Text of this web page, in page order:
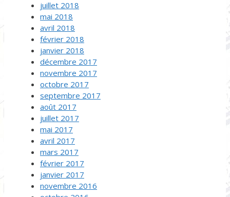
juillet 2018
mai 2018
avril 2018
février 2018
janvier 2018
décembre 2017
novembre 2017
octobre 2017
septembre 2017
août 2017
juillet 2017
mai 2017
avril 2017
mars 2017
février 2017
janvier 2017
novembre 2016